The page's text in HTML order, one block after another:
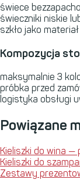
świece
świeczniki niskie
szkło jako
Kompozycja
maksymalnie 3
próbka przed
logistyka obsługi
Powiązane
Kieliszki do wina —
Kieliszki do
Zestawy